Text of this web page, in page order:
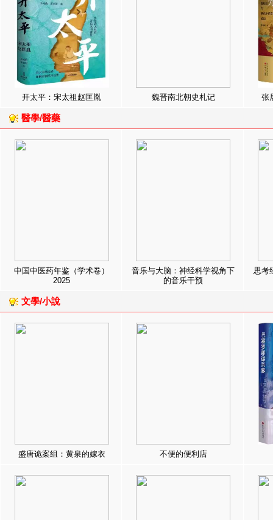
开太平：宋太祖赵匡胤 魏晋南北朝史札记 张
醫學/醫藥
中国中医药年鉴（学术卷）
2025
音乐与大脑：神经科学视角下
的音乐干预
思考
文學/小說
盛唐诡案组：黄泉的嫁衣 不便的便利店